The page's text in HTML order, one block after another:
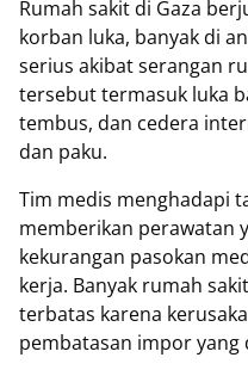
Rumah sakit di Gaza
korban luka, banyak di
serius akibat serangan
tersebut termasuk luka
tembus, dan cedera
dan paku.
Tim medis menghadapi
memberikan perawatan
kekurangan pasokan
kerja. Banyak rumah
terbatas karena
pembatasan impor yang